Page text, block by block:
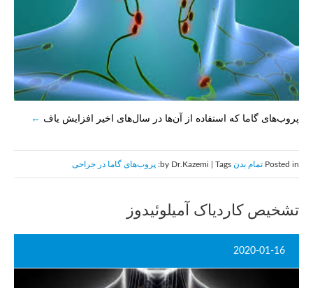
پروب‌های گاما که استفاده از آن‌ها در سال‌های اخیر افزایش یاف
Posted in تمام بدن پروب‌های گاما در جراحی
تشخیص کاردیاک آمیلوئیدوز
2020-01-16